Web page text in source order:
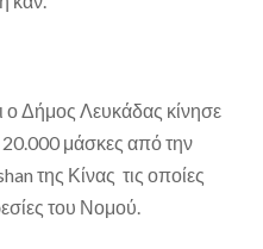
Δήμος Λευκάδας κίνησε
20.000 μάσκες από την
της Κίνας τις οποίες
του Νομού.